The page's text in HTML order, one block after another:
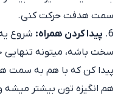
سمت هدفت حرکت کنی.
پیدا کردن همراه: شروع
سخت باشه، میتونه تنهایی
پیدا کن که با هم به سمت
هم انگیزه تون بیشتر میشه